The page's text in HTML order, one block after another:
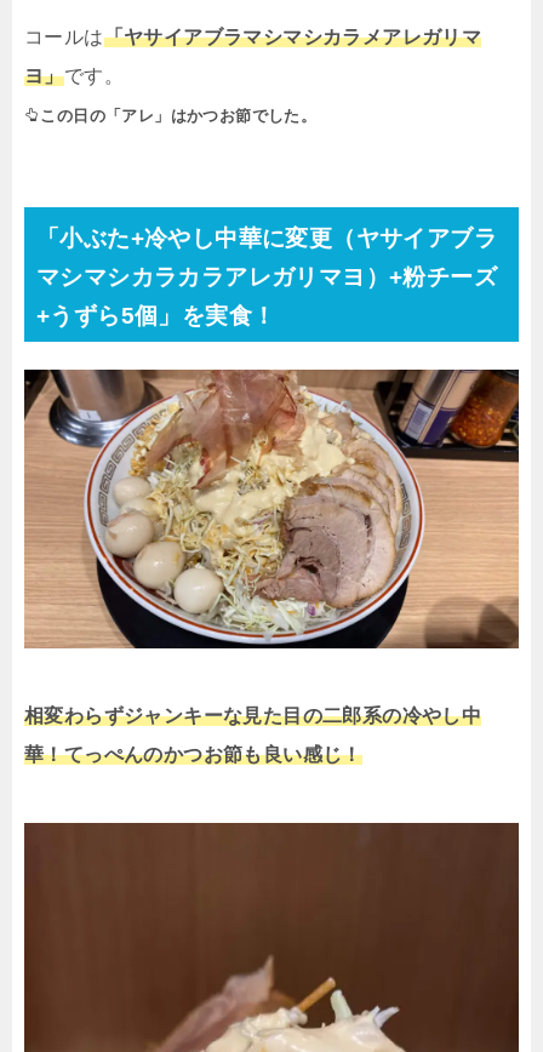
コールは「ヤサイアブラマシマシカラメアレガリマ
ヨ」です。
この日の「アレ」はかつお節でした。
「小ぶた+冷やし中華に変更（ヤサイアブラ
マシマシカラカラアレガリマヨ） +粉チーズ
+うずら5個」を実食！
相変わらずジャンキーな見た目の二郎系の冷やし中
華！てっぺんのかつお節も良い感じ！